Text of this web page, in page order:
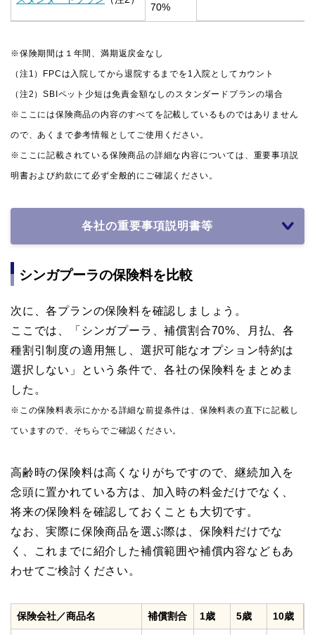
70%
※保険期間は１年間、満期返戻金なし
（注1）FPCは入院してから退院するまでを1入院としてカウント
（注2）SBIペット少短は免責金額なしのスタンダードプランの場合
※ここには保険商品の内容のすべてを記載しているものではありません
ので、あくまで参考情報としてご使用ください。
※ここに記載されている保険商品の詳細な内容については、重要事項説
明書および約款にて必ず全般的にご確認ください。
各社の重要事項説明書等
シンガプーラの保険料を比較
次に、各プランの保険料を確認しましょう。
ここでは、「シンガプーラ、補償割合70%、月払、各
種割引制度の適用無し、選択可能なオプション特約は
選択しない」という条件で、各社の保険料をまとめま
した。
※この保険料表示にかかる詳細な前提条件は、保険料表の直下に記載し
ていますので、そちらでご確認ください。
高齢時の保険料は高くなりがちですので、継続加入を
念頭に置かれている方は、加入時の料金だけでなく、
将来の保険料を確認しておくことも大切です。
なお、実際に保険商品を選ぶ際は、保険料だけでな
く、これまでに紹介した補償範囲や補償内容などもあ
わせてご検討ください。
保険会社／商品名 補償割合 1歳 5歳 10歳